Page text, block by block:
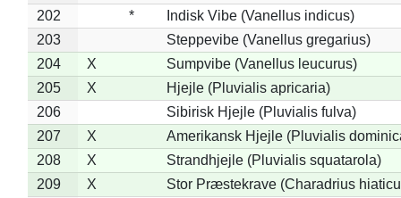
202
*
Indisk Vibe (Vanellus indicus)
203
Steppevibe (Vanellus gregarius)
204
X
Sumpvibe (Vanellus leucurus)
205
X
Hjejle (Pluvialis apricaria)
206
Sibirisk Hjejle (Pluvialis fulva)
207
X
Amerikansk Hjejle (Pluvialis
208
X
Strandhjejle (Pluvialis squatarola)
209
X
Stor Præstekrave (Charadrius